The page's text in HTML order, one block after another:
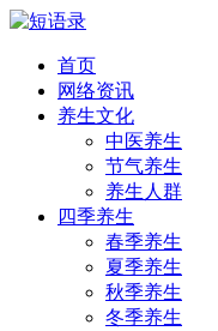
首页
网络资讯
养生文化
中医养生
节气养生
养生人群
四季养生
春季养生
夏季养生
秋季养生
冬季养生